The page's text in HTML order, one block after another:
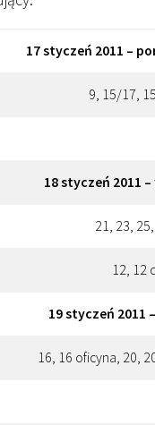
17 styczeń 2011 –
9, 15/17,
18 styczeń 2011
21, 23,
12, 12
19 styczeń 2011
16, 16 oficyna, 20,